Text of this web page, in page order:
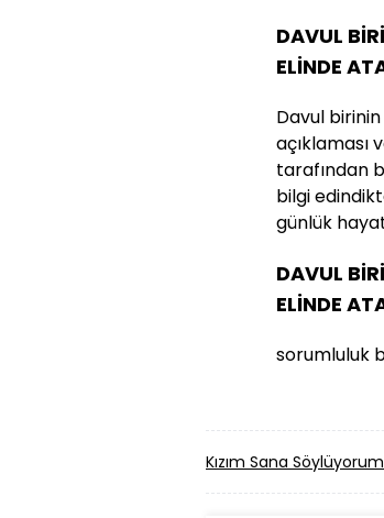
DAVUL
ELİNDE
Davul
açıklaması
tarafından
bilgi
günlük
DAVUL
ELİNDE
sorumluluk
Kızım Sana